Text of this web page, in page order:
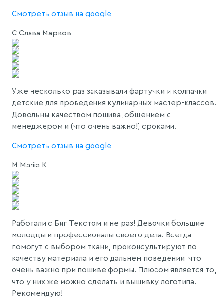
Смотреть отзыв на google
С Слава Марков
Уже несколько раз заказывали фартучки и колпачки
детские для проведения кулинарных мастер-классов.
Довольны качеством пошива, общением с
менеджером и (что очень важно!) сроками.
Смотреть отзыв на google
M Mariia K.
Работали с Биг Текстом и не раз! Девочки большие
молодцы и профессионалы своего дела. Всегда
помогут с выбором ткани, проконсультируют по
качеству материала и его дальнем поведении, что
очень важно при пошиве формы. Плюсом является то,
что у них же можно сделать и вышивку логотипа.
Рекомендую!